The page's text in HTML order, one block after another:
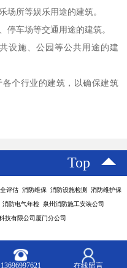
场所等娱乐用途的建筑。
停车场等交通用途的建筑。
设施、公园等公共用途的建
个行业的建筑，以确保建筑
Top
评估 消防维保 消防设施检测 消防维护保
防电气年检 泉州消防施工安装公司
技有限公司厦门分公司
13696997621 在线留言